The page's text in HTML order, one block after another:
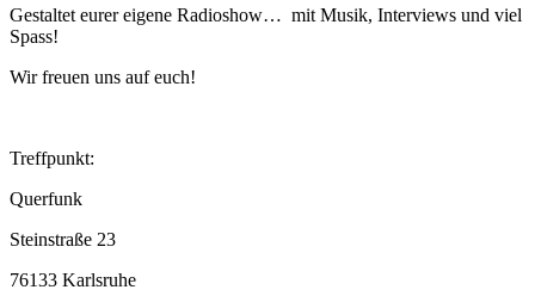
Gestaltet eurer eigene Radioshow… mit Musik, Interviews und viel
Spass!
Wir freuen uns auf euch!
Treffpunkt:
Querfunk
Steinstraße 23
76133 Karlsruhe